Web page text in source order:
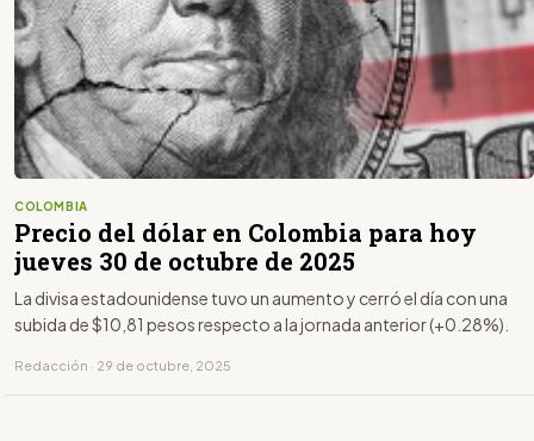
COLOMBIA
Precio del dólar en Colombia para hoy
jueves 30 de octubre de 2025
La divisa estadounidense tuvo un aumento y cerró el día con una
subida de $10,81 pesos respecto a la jornada anterior (+0.28%).
Redacción · 29 de octubre, 2025